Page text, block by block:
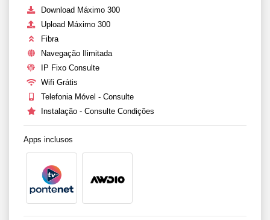
Download Máximo 300
Upload Máximo 300
Fibra
Navegação Ilimitada
IP Fixo Consulte
Wifi Grátis
Telefonia Móvel - Consulte
Instalação - Consulte Condições
Apps inclusos